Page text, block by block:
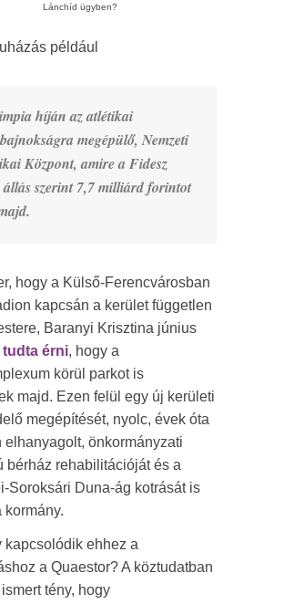
Lánchíd ügyben?
például
híján az atlétikai
megépülő, Nemzeti
Központ, amire a Fidesz
állás szerint 7,7 milliárd forintot
hogy a Külső-Ferencvárosban
kapcsán a kerület független
Baranyi Krisztina június
tudta érni, hogy a
körül parkot is
majd. Ezen felül egy új kerületi
megépítését, nyolc, évek óta
elhanyagolt, önkormányzati
bérház rehabilitációját és a
Soroksári Duna-ág kotrását is
kormány.
kapcsolódik ehhez a
a Quaestor? A köztudatban
tény, hogy